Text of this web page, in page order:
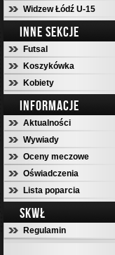
Widzew Łódź U-15
INNE SEKCJE
Futsal
Koszykówka
Kobiety
INFORMACJE
Aktualności
Wywiady
Oceny meczowe
Oświadczenia
Lista poparcia
SKWŁ
Regulamin